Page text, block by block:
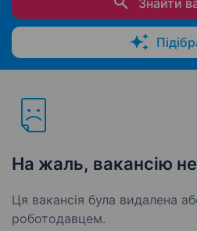
Знайти
На жаль, вакансію
Ця вакансія була видалена
роботодавцем.